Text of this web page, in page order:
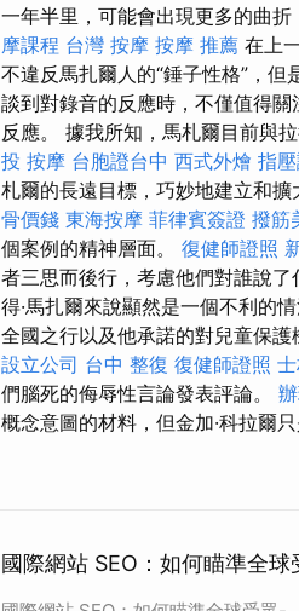
一年半里，可能會出現更多的曲折
摩課程 台灣 按摩 按摩 推薦 在上
不違反馬扎爾人的“錘子性格”，
談到對錄音的反應時，不僅值得
反應。 據我所知，馬札爾目前與
投 按摩 台胞證台中 西式外燴 指
札爾的長遠目標，巧妙地建立和
骨價錢 東海按摩 菲律賓簽證 撥筋
個案例的精神層面。 復健師證照
者三思而後行，考慮他們對誰說
得·馬扎爾來說顯然是一個不利的情
全國之行以及他承諾的對兒童保護
設立公司 台中 整復 復健師證照
們腦死的侮辱性言論發表評論。
概念意圖的材料，但金加·科拉爾
國際網站 SEO：如何瞄準全球